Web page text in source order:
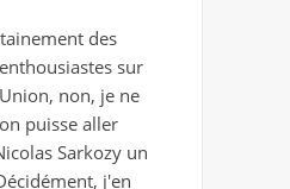
des
sur
non, je ne
puisse aller
Sarkozy un
j'en